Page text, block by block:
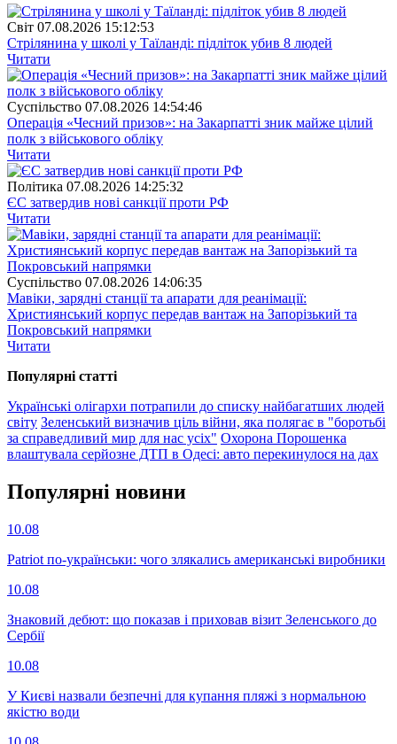
Свiт 07.08.2026 15:12:53
Стрілянина у школі у Таїланді: підліток убив 8 людей
Читати
Суспiльство 07.08.2026 14:54:46
Операція «Чесний призов»: на Закарпатті зник майже цілий
полк з військового обліку
Читати
Полiтика 07.08.2026 14:25:32
ЄС затвердив нові санкції проти РФ
Читати
Суспiльство 07.08.2026 14:06:35
Мавіки, зарядні станції та апарати для реанімації:
Християнський корпус передав вантаж на Запорізький та
Покровський напрямки
Читати
Популярнi статтi
Українські олігархи потрапили до списку найбагатших людей
світу Зеленський визначив ціль війни, яка полягає в "боротьбі
за справедливий мир для нас усіх" Охорона Порошенка
влаштувала серйозне ДТП в Одесі: авто перекинулося на дах
Популярнi новини
10.08
Patriot по-українськи: чого злякались американські виробники
10.08
Знаковий дебют: що показав і приховав візит Зеленського до
Сербії
10.08
У Києві назвали безпечні для купання пляжі з нормальною
якістю води